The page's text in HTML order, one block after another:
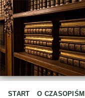
START O